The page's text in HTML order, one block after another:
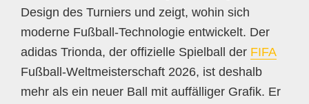
Design des Turniers und zeigt, wohin sich
moderne Fußball-Technologie entwickelt. Der
adidas Trionda, der offizielle Spielball der FIFA
Fußball-Weltmeisterschaft 2026, ist deshalb
mehr als ein neuer Ball mit auffälliger Grafik. Er